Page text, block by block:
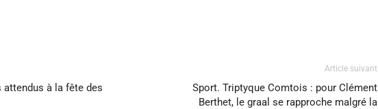
attendus à la fête des
Article suivant
Sport. Triptyque Comtois : pour Clément
Berthet, le graal se rapproche malgré la